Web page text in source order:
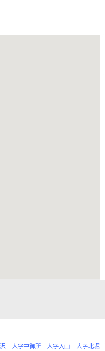
大字中御所 大字入山 大字北堀